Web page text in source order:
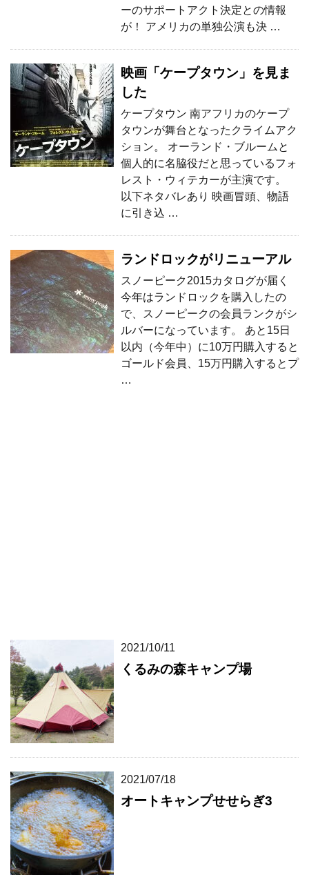
ーのサポートアクト決定との情報
が！ アメリカの単独公演も決 …
映画「ケープタウン」を見ま
した
ケープタウン 南アフリカのケープ
タウンが舞台となったクライムアク
ション。 オーランド・ブルームと
個人的に名脇役だと思っているフォ
レスト・ウィテカーが主演です。
以下ネタバレあり 映画冒頭、物語
に引き込 …
ランドロックがリニューアル
スノーピーク2015カタログが届く
今年はランドロックを購入したの
で、スノーピークの会員ランクがシ
ルバーになっています。 あと15日
以内（今年中）に10万円購入すると
ゴールド会員、15万円購入するとプ
…
2021/10/11
くるみの森キャンプ場
2021/07/18
オートキャンプせせらぎ3